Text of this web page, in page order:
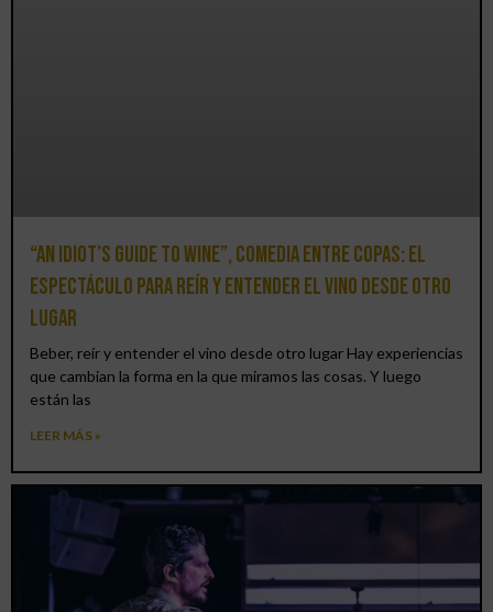
“An Idiot’s Guide to Wine”, comedia entre copas: el
espectáculo para reír y entender el vino desde otro
lugar
Beber, reír y entender el vino desde otro lugar Hay experiencias
que cambian la forma en la que miramos las cosas. Y luego
están las
LEER MÁS »